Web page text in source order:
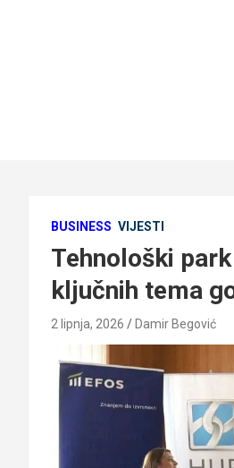
BUSINESS VIJESTI
Tehnološki
ključnih tema
2 lipnja, 2026 Damir Begović